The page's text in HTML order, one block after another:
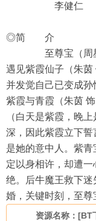
李健仁
◎简 介
至尊宝（周星驰
遇见紫霞仙子（朱茵
并发觉自己已变成孙
紫霞与青霞（朱茵
（白天是紫霞，晚
深，因此紫霞立下
是她的意中人。紫
定以身相许，却遭
绝。后牛魔王救下
婚，关键时刻，至尊
资源名称：[BT